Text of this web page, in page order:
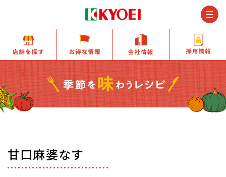
店舗を探す お得な情報 会社情報
甘口麻婆なす